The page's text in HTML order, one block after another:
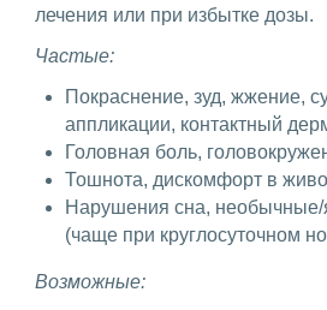
лечения или при избытке дозы.
Частые:
Покраснение, зуд, жжение,
аппликации, контактный
Головная боль,
Тошнота, дискомфорт в
Нарушения сна, необычные/
(чаще при круглосуточном
Возможные: